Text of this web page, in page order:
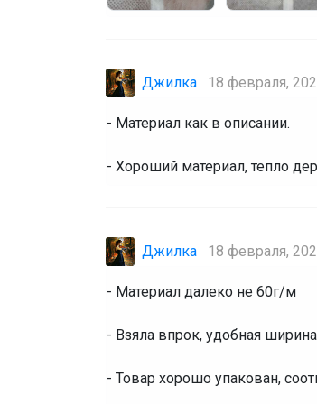
Джилка 18 февраля,
- Материал как в описании.
- Хороший материал, тепло
Джилка 18 февраля,
- Материал далеко не 60г/м
- Взяла впрок, удобная
- Товар хорошо упакован,